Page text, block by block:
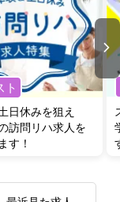
ト
日休みを狙え
訪問リハ求人を
す！